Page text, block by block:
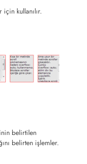
kullanılır.
belirtilen
belirten işlemler.